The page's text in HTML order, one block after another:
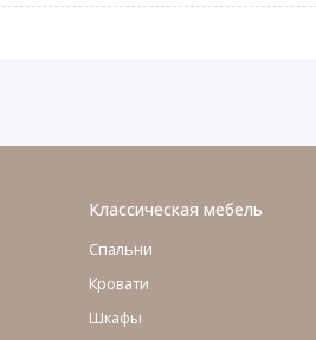
Классическая мебель
Спальни
Кровати
Шкафы